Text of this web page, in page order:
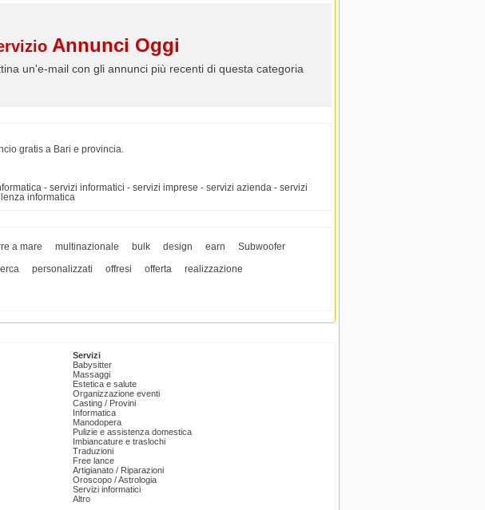
Annunci Oggi
un'e-mail con gli annunci più recenti di questa categoria
gratis a Bari e provincia.
- servizi informatici - servizi imprese - servizi azienda - servizi
informatica
a mare multinazionale bulk design earn
Subwoofer
personalizzati offresi offerta
realizzazione
Servizi
Babysitter
Massaggi
Estetica e salute
Organizzazione eventi
Casting / Provini
Informatica
Manodopera
Pulizie e assistenza domestica
Imbiancature e traslochi
Traduzioni
Free lance
Artigianato / Riparazioni
Oroscopo / Astrologia
Servizi informatici
Altro